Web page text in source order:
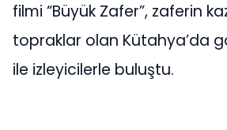
filmi “Büyük Zafer”, zaferin
topraklar olan Kütahya’da
ile izleyicilerle buluştu.